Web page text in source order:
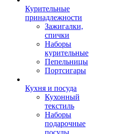
Курительные
принадлежности
Зажигалки,
спички
Наборы
курительные
Пепельницы
Портсигары
Кухня и посуда
Кухонный
текстиль
Наборы
подарочные
посуды